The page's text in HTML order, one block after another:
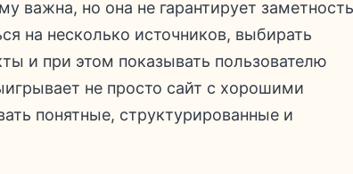
важна, но она не гарантирует заметность
на несколько источников, выбирать
и при этом показывать пользователю
не просто сайт с хорошими
понятные, структурированные и